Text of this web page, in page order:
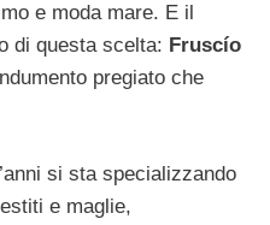
e moda mare. E il
di questa scelta: Fruscío
pregiato che
si sta specializzando
e maglie,